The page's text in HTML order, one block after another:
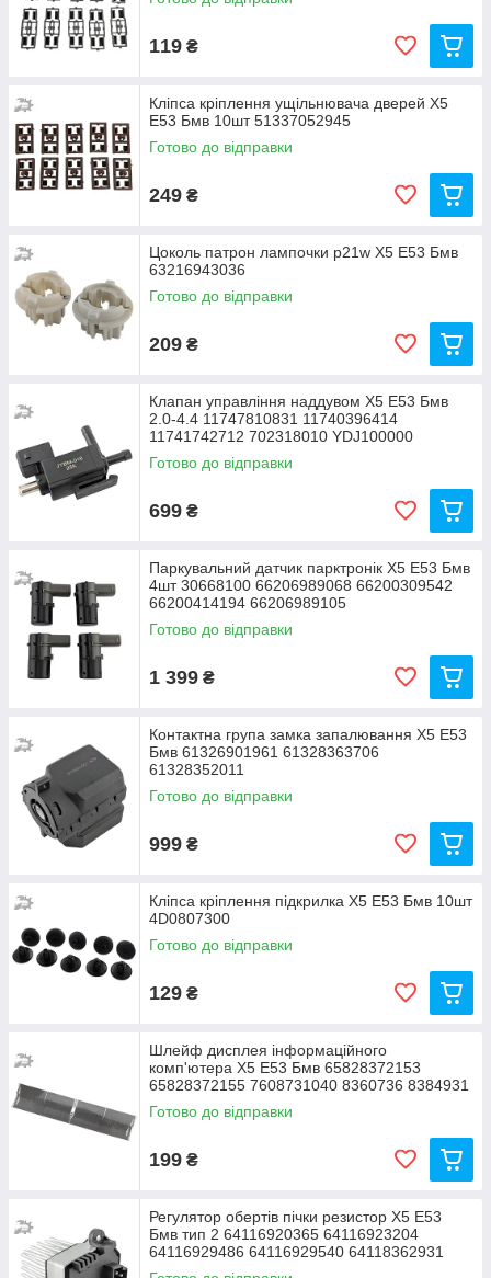
119 ₴
Кліпса кріплення ущільнювача дверей Х5
Е53 Бмв 10шт 51337052945
Готово до відправки
249 ₴
Цоколь патрон лампочки p21w Х5 Е53 Бмв
63216943036
Готово до відправки
209 ₴
Клапан управління наддувом Х5 Е53 Бмв
2.0-4.4 11747810831 11740396414
11741742712 702318010 YDJ100000
Готово до відправки
699 ₴
Паркувальний датчик парктронік Х5 Е53 Бмв
4шт 30668100 66206989068 66200309542
66200414194 66206989105
Готово до відправки
1 399 ₴
Контактна група замка запалювання Х5 Е53
Бмв 61326901961 61328363706
61328352011
Готово до відправки
999 ₴
Кліпса кріплення підкрилка Х5 Е53 Бмв 10шт
4D0807300
Готово до відправки
129 ₴
Шлейф дисплея інформаційного
комп'ютера Х5 Е53 Бмв 65828372153
65828372155 7608731040 8360736 8384931
Готово до відправки
199 ₴
Регулятор обертів пічки резистор Х5 Е53
Бмв тип 2 64116920365 64116923204
64116929486 64116929540 64118362931